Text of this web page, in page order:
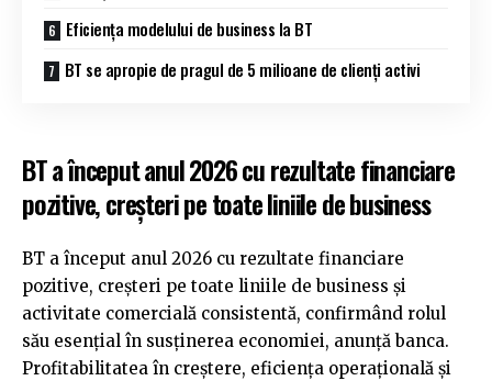
Eficiența modelului de business la BT
BT se apropie de pragul de 5 milioane de clienți activi
BT a început anul 2026 cu rezultate financiare
pozitive, creșteri pe toate liniile de business
BT a început anul 2026 cu rezultate financiare
pozitive, creșteri pe toate liniile de business și
activitate comercială consistentă, confirmând rolul
său esențial în susținerea economiei, anunță banca.
Profitabilitatea în creștere, eficiența operațională și